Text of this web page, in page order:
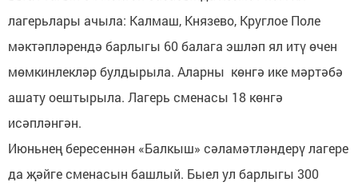
лагерьлары ачыла: Калмаш, Князево, Круглое Поле
мәктәпләрендә барлыгы 60 балага эшләп ял итү өчен
мөмкинлекләр булдырыла. Аларны көнгә ике мәртәбә
ашату оештырыла. Лагерь сменасы 18 көнгә
исәпләнгән.
Июньнең бересеннән «Балкыш» сәламәтләндерү лагере
да җәйге сменасын башлый. Быел ул барлыгы 300